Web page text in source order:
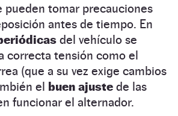
pueden tomar precauciones
antes de tiempo. En
del vehículo se
correcta tensión como el
(que a su vez exige cambios
el buen ajuste de las
funcionar el alternador.